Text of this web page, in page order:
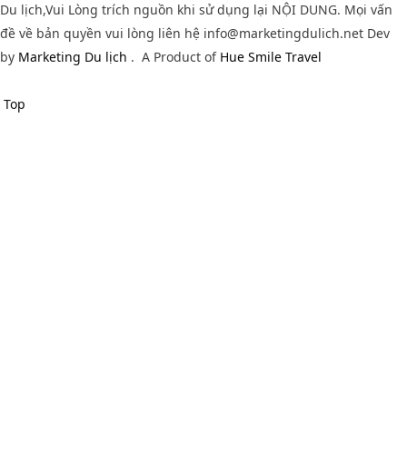
Du lịch,Vui Lòng trích nguồn khi sử dụng lại NỘI DUNG. Mọi vấn
đề về bản quyền vui lòng liên hệ info@marketingdulich.net Dev
by Marketing Du lịch . A Product of Hue Smile Travel
Top